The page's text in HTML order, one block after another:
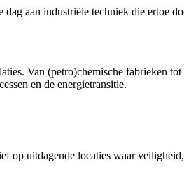
dag aan industriële techniek die ertoe
Van (petro)chemische fabrieken tot
en de energietransitie.
op uitdagende locaties waar